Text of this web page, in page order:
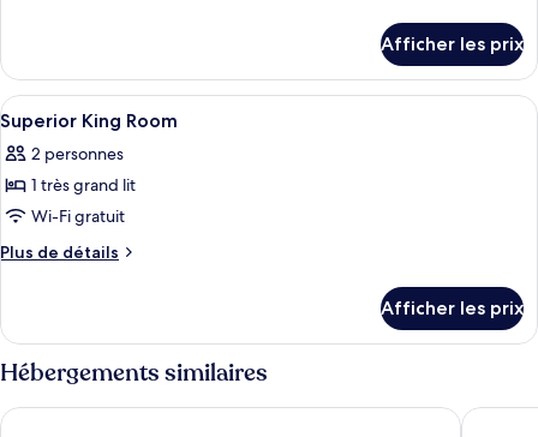
chambre :
Deluxe
Twin
Room
Deluxe
Twin
Room
Afficher les prix
Afficher
toutes
les
photos
pour
ce
chambre :
Superior
King
Room
Minibar, coffre-fort, bureau, rideaux
9
Superior King Room
2 personnes
1 très grand lit
Wi-Fi gratuit
Plus de détails
Plus
Superior
King
Room
Afficher les prix
Hébergements similaires
Ormond Sandakan The